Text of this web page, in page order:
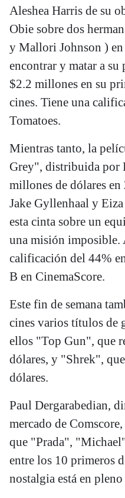
Aleshea Harris de su
Obie sobre dos
y Mallori Johnson ) en
encontrar y matar a
$2.2 millones en su
cines. Tiene una
Tomatoes.
Mientras tanto, la
Grey", distribuida por
millones de dólares
Jake Gyllenhaal y
esta cinta sobre un
una misión imposible.
calificación del 44%
B en CinemaScore.
Este fin de semana
cines varios títulos de
ellos "Top Gun", que
dólares, y "Shrek",
dólares.
Paul Dergarabedian,
mercado de
que "Prada",
entre los 10 primeros
nostalgia está en